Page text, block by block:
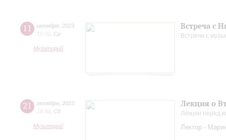
11 октября 2023
19:00 Ср
Музиторий
Встреча с
Встречи с
21 октября 2023
18:30 Сб
Музиторий
Лекция о
Лекции перед
Лектор -